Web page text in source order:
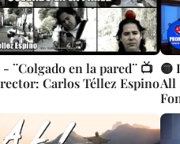
¨Colgado en la pared¨ 📺
Carlos Téllez Espino
🟡
All